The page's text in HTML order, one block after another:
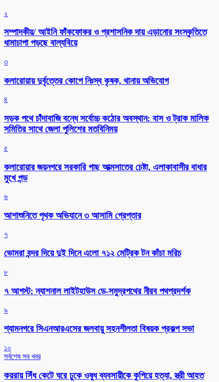
২
সম্পাদকীয়/ আইনি ফাঁকফোকর ও প্রশাসনিক দায় এড়ানোর সংস্কৃতিতে
ধামাচাপা পড়ছে বাল্যবিয়ে
৩
কলারোয়ায় দুর্বৃত্তের কোপে নিঃস্ব কৃষক, থানায় অভিযোগ
৪
সড়ক পথে চাঁদাবাজি বন্ধে সর্বোচ্চ কঠোর অবস্থান: বাস ও ট্রাক মালিক
সমিতির সাথে জেলা পুলিশের মতবিনিময়
৫
কলারোয়ার জয়নগরে সরকারি গাছ আত্মসাতের চেষ্টা, এলাকাবাসীর বাধার
মুখে পন্ড
৬
আশাশুনিতে পৃথক অভিযানে ৩ আসামি গ্রেপ্তার
৭
ভোমরা বন্দর দিয়ে দুই দিনে এলো ৭১২ মেট্রিক টন কাঁচা মরিচ
৮
৭ আগস্ট: ন্যাশনাল লাইটহাউস ডে-সমুদ্রপথের নীরব পথপ্রদর্শক
৯
শ্যামনগরে সিএনআরএসের জলবায়ু সহনশীলতা বিষয়ক প্রকল্প সভা
১০
সর্বশেষ সব খবর
কয়রায় সিঁধ কেটে ঘরে ঢুকে ওষুধ ব্যবসায়ীকে কুপিয়ে হত্যা, স্ত্রী আহত